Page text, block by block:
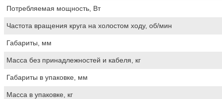
Потребляемая мощность, Вт
Частота вращения круга на холостом ходу, об/мин
Габариты, мм
Масса без принадлежностей и кабеля, кг
Габариты в упаковке, мм
Масса в упаковке, кг